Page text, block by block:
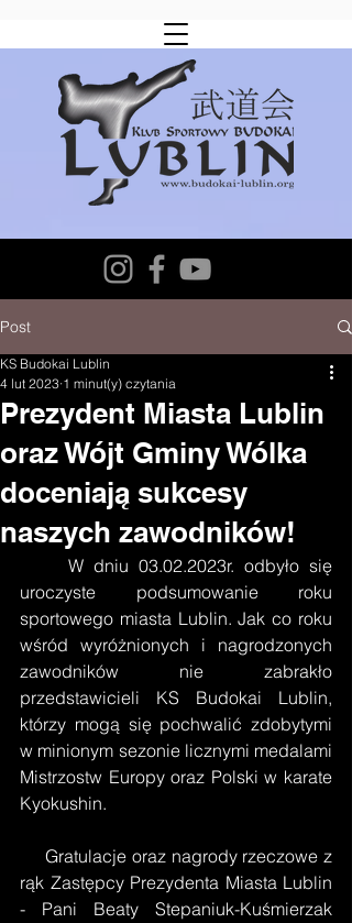
Post
Prezydent Miasta Lublin
oraz Wójt Gminy Wólka
doceniają sukcesy
naszych zawodników!
KS Budokai Lublin
4 lut 2023 1 minut(y) czytania
     W dniu 03.02.2023r. odbyło się
uroczyste podsumowanie roku
sportowego miasta Lublin. Jak co roku
wśród wyróżnionych i nagrodzonych
zawodników nie zabrakło
przedstawicieli KS Budokai Lublin,
którzy mogą się pochwalić zdobytymi
w minionym sezonie licznymi medalami
Mistrzostw Europy oraz Polski w karate
Kyokushin.
     Gratulacje oraz nagrody rzeczowe z
rąk Zastępcy Prezydenta Miasta Lublin
- Pani Beaty Stepaniuk-Kuśmierzak